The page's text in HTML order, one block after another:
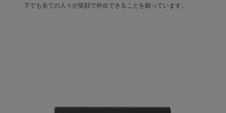
下でも全ての人々が笑顔で外出できることを願っています。